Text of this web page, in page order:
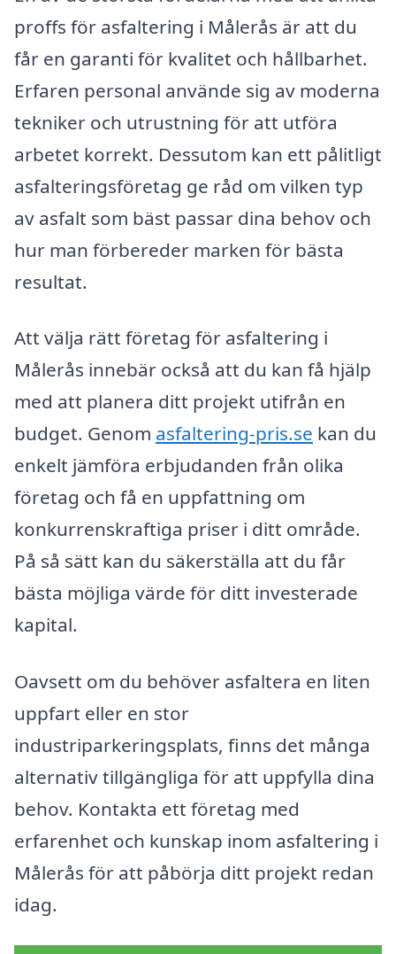
proffs för asfaltering i Målerås är att du
får en garanti för kvalitet och hållbarhet.
Erfaren personal använde sig av moderna
tekniker och utrustning för att utföra
arbetet korrekt. Dessutom kan ett pålitligt
asfalteringsföretag ge råd om vilken typ
av asfalt som bäst passar dina behov och
hur man förbereder marken för bästa
resultat.
Att välja rätt företag för asfaltering i
Målerås innebär också att du kan få hjälp
med att planera ditt projekt utifrån en
budget. Genom asfaltering-pris.se kan du
enkelt jämföra erbjudanden från olika
företag och få en uppfattning om
konkurrenskraftiga priser i ditt område.
På så sätt kan du säkerställa att du får
bästa möjliga värde för ditt investerade
kapital.
Oavsett om du behöver asfaltera en liten
uppfart eller en stor
industriparkeringsplats, finns det många
alternativ tillgängliga för att uppfylla dina
behov. Kontakta ett företag med
erfarenhet och kunskap inom asfaltering i
Målerås för att påbörja ditt projekt redan
idag.